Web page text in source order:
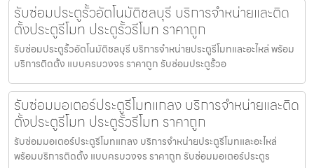
รับซ่อมประตูรั้วอัตโนมัติชลบุรี บริการจำหน่ายและติด
ตั้งประตูรีโมท ประตูรั้วรีโมท ราคาถูก
รับซ่อมประตูรั้วอัตโนมัติชลบุรี บริการจำหน่ายประตูรีโมทและอะไหล่ พร้อม
บริการติดตั้ง แบบครบวงจร ราคาถูก รับซ่อมประตูรั้วอ
รับซ่อมมอเตอร์ประตูรีโมทแกลง บริการจำหน่ายและติด
ตั้งประตูรีโมท ประตูรั้วรีโมท ราคาถูก
รับซ่อมมอเตอร์ประตูรีโมทแกลง บริการจำหน่ายประตูรีโมทและอะไหล่
พร้อมบริการติดตั้ง แบบครบวงจร ราคาถูก รับซ่อมมอเตอร์ประตูร